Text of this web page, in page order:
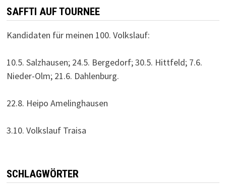
SAFFTI AUF TOURNEE
Kandidaten für meinen 100. Volkslauf:
10.5. Salzhausen; 24.5. Bergedorf; 30.5. Hittfeld; 7.6.
Nieder-Olm; 21.6. Dahlenburg.
22.8. Heipo Amelinghausen
3.10. Volkslauf Traisa
SCHLAGWÖRTER